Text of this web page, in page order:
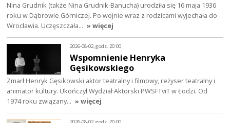
Nina Grudnik (także Nina Grudnik-Banucha) urodziła się 16 maja 1936
roku w Dąbrowie Górniczej. Po wojnie wraz z rodzicami wyjechała do
Wrocławia. Uczęszczała… » więcej
2026-08-02, godz. 20:00
Wspomnienie Henryka
Gęsikowskiego
Zmarł Henryk Gęsikowski aktor teatralny i filmowy, reżyser teatralny i
animator kultury. Ukończył Wydział Aktorski PWSFTviT w Łodzi. Od
1974 roku związany… » więcej